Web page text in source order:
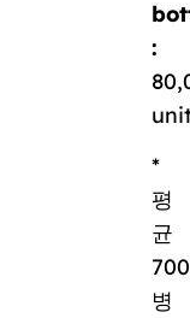
:
*
평
균
병